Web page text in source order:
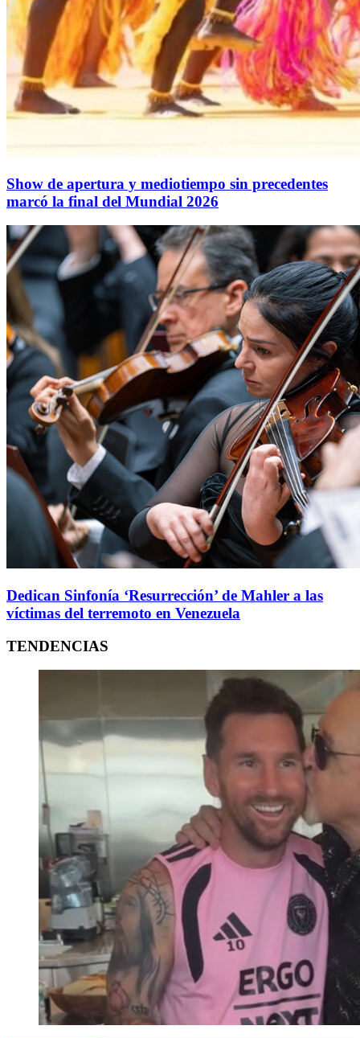
Show de apertura y mediotiempo sin precedentes
marcó la final del Mundial 2026
Dedican Sinfonía ‘Resurrección’ de Mahler a las
víctimas del terremoto en Venezuela
TENDENCIAS